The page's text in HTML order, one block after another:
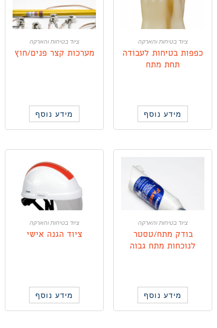
ציוד בטיחות והארקה
כפפות בטיחות לעבודה
תחת מתח
מידע נוסף
ציוד בטיחות והארקה
מערכות קצר פנים/חוץ
מידע נוסף
ציוד בטיחות והארקה
בודק מתח/טסטר
לנוכחות מתח גבוה
מידע נוסף
ציוד בטיחות והארקה
ציוד הגנה אישי
מידע נוסף